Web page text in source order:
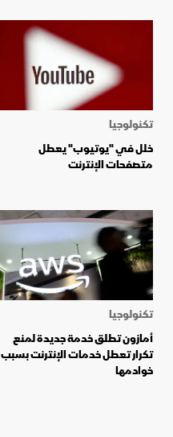
تكنولوجيا
خلل في "يوتيوب" يعطل
متصفحات الإنترنت
تكنولوجيا
أمازون تطلق خدمة جديدة لمنع
تكرار تعطل خدمات الإنترنت بسبب
خوادمها